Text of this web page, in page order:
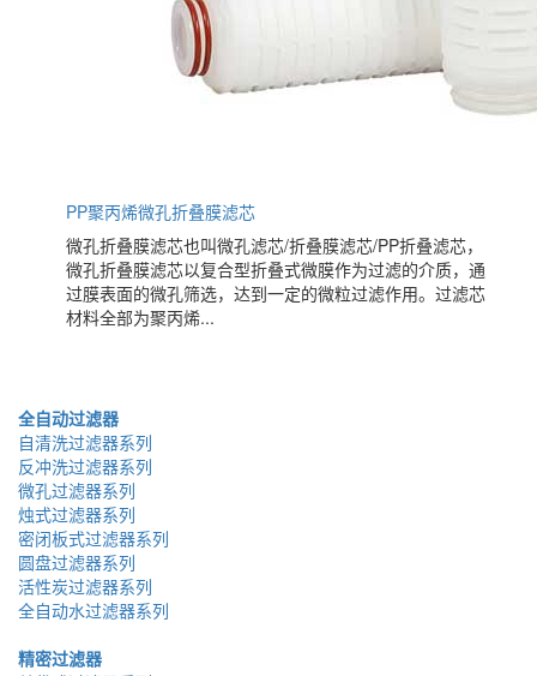
PP聚丙烯微孔折叠膜滤芯
微孔折叠膜滤芯也叫微孔滤芯/折叠膜滤芯/PP折叠滤芯，
微孔折叠膜滤芯以复合型折叠式微膜作为过滤的介质，通
过膜表面的微孔筛选，达到一定的微粒过滤作用。过滤芯
材料全部为聚丙烯...
全自动过滤器
自清洗过滤器系列
反冲洗过滤器系列
微孔过滤器系列
烛式过滤器系列
密闭板式过滤器系列
圆盘过滤器系列
活性炭过滤器系列
全自动水过滤器系列
精密过滤器